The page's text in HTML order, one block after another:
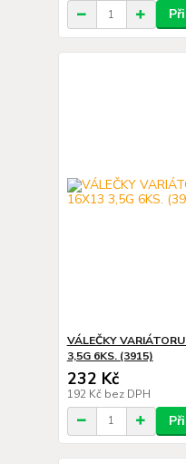
VÁLEČKY
3,5G 6KS. (3915)
232 Kč
192 Kč bez DPH